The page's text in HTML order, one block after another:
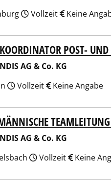
Vollzeit Keine
POST-
AG & Co. KG
Vollzeit Keine Angabe
AG & Co. KG
Vollzeit Keine